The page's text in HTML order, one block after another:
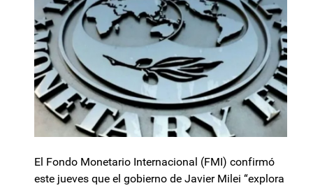
El Fondo Monetario Internacional (FMI) confirmó
este jueves que el gobierno de Javier Milei “explora